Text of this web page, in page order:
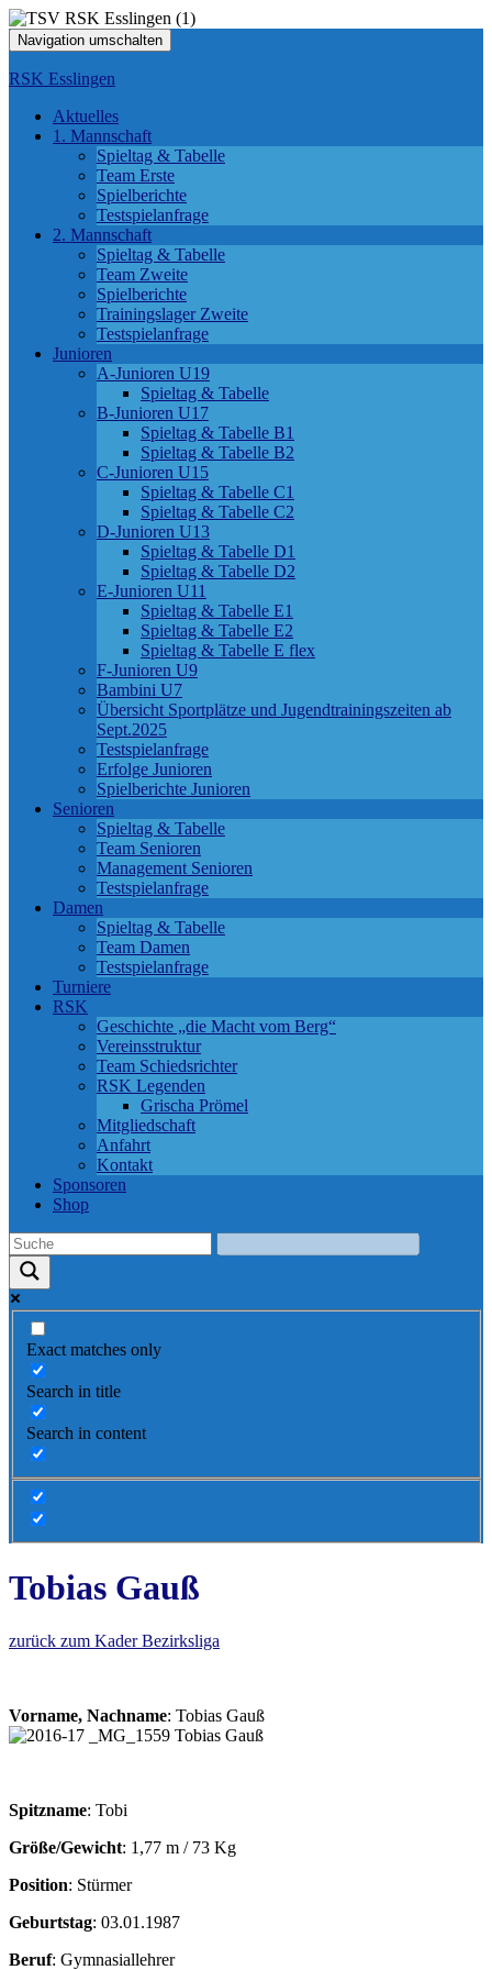
Navigation umschalten
RSK Esslingen
Aktuelles
1. Mannschaft
Spieltag & Tabelle
Team Erste
Spielberichte
Testspielanfrage
2. Mannschaft
Spieltag & Tabelle
Team Zweite
Spielberichte
Trainingslager Zweite
Testspielanfrage
Junioren
A-Junioren U19
Spieltag & Tabelle
B-Junioren U17
Spieltag & Tabelle B1
Spieltag & Tabelle B2
C-Junioren U15
Spieltag & Tabelle C1
Spieltag & Tabelle C2
D-Junioren U13
Spieltag & Tabelle D1
Spieltag & Tabelle D2
E-Junioren U11
Spieltag & Tabelle E1
Spieltag & Tabelle E2
Spieltag & Tabelle E flex
F-Junioren U9
Bambini U7
Übersicht Sportplätze und Jugendtrainingszeiten ab
Sept.2025
Testspielanfrage
Erfolge Junioren
Spielberichte Junioren
Senioren
Spieltag & Tabelle
Team Senioren
Management Senioren
Testspielanfrage
Damen
Spieltag & Tabelle
Team Damen
Testspielanfrage
Turniere
RSK
Geschichte „die Macht vom Berg“
Vereinsstruktur
Team Schiedsrichter
RSK Legenden
Grischa Prömel
Mitgliedschaft
Anfahrt
Kontakt
Sponsoren
Shop
Exact matches only
Search in title
Search in content
Tobias Gauß
zurück zum Kader Bezirksliga
Vorname, Nachname: Tobias Gauß
Spitzname: Tobi
Größe/Gewicht: 1,77 m / 73 Kg
Position: Stürmer
Geburtstag: 03.01.1987
Beruf: Gymnasiallehrer